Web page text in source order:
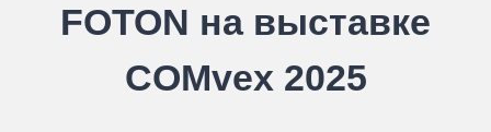
FOTON на выставке
COMvex 2025